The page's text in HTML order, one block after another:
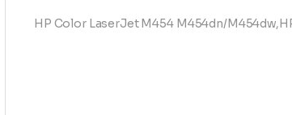
HP Color LaserJet M454 M454dn/